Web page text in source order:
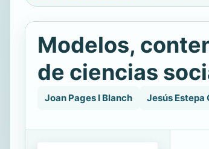
Modelos,
de ciencias
Joan Pages I Blanch Jesús Estepa